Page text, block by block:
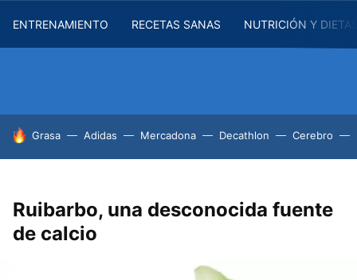
ENTRENAMIENTO RECETAS SANAS NUTRICIÓN Y
HOY SE HABLA DE
Grasa Adidas Mercadona Decathlon Cerebro
Ruibarbo, una desconocida fuente
de calcio